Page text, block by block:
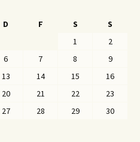
D F S
S
1
2
6 7 8
9
13 14 15
16
20 21 22
23
27 28 29
30